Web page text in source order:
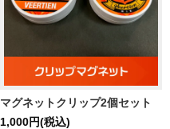
マグネットクリップ2個セット
1,000円(税込)